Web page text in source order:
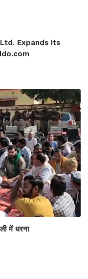
Expands Its
में धरना